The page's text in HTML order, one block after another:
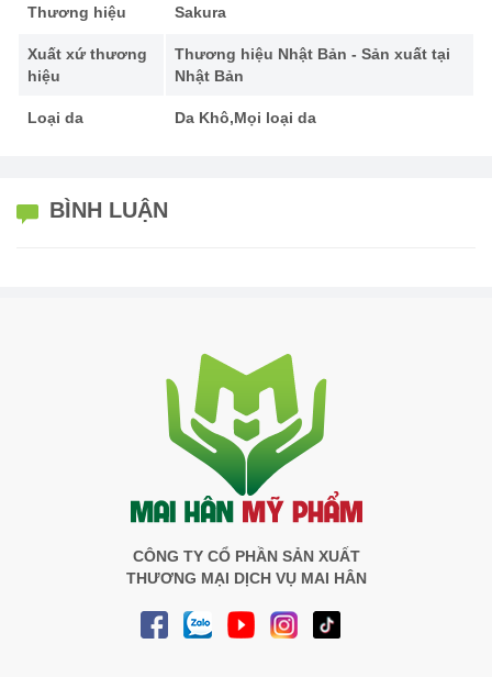
Thương hiệu Sakura
Xuất xứ thương
hiệu
Thương hiệu Nhật Bản - Sản xuất tại
Nhật Bản
Loại da Da Khô,Mọi loại da
BÌNH LUẬN
CÔNG TY CỔ PHẦN SẢN XUẤT
THƯƠNG MẠI DỊCH VỤ MAI HÂN